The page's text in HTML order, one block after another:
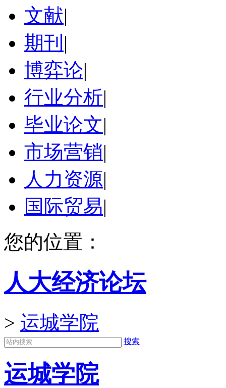
文献|
期刊 |
博弈论|
行业分析|
毕业论文|
市场营销|
人力资源|
国际贸易|
您的位置：
人大经济论坛
> 运城学院
搜索
运城学院